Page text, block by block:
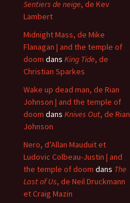
Sentiers de neige, de Kev
Lambert
Midnight Mass, de Mike
Flanagan | and the temple of
doom dans King Tide, de
Christian Sparkes
Wake up dead man, de Rian
Johnson | and the temple of
doom dans Knives Out, de Rian
Johnson
Nero, d’Allan Mauduit et
Ludovic Colbeau-Justin | and
the temple of doom dans The
Last of Us, de Neil Druckmann
et Craig Mazin